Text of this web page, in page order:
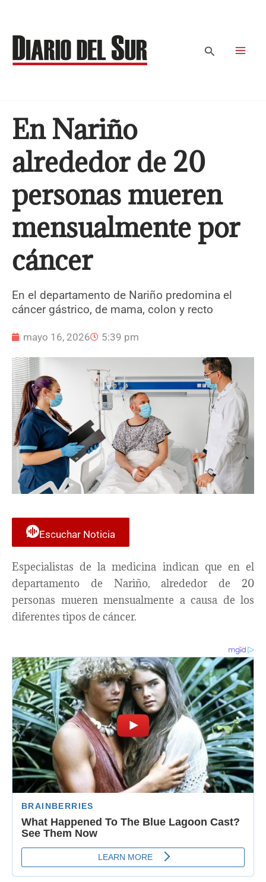
contenido
Buscar
En Nariño
alrededor de 20
personas mueren
mensualmente por
cáncer
En el departamento de Nariño predomina el
cáncer gástrico, de mama, colon y recto
mayo 16, 2026 5:39 pm
Escuchar Noticia
Especialistas de la medicina indican que en el
departamento de Nariño, alrededor de 20
personas mueren mensualmente a causa de los
diferentes tipos de cáncer.